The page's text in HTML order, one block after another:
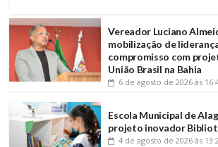
Vereador Luciano
mobilização de
compromisso com
União Brasil na Bahia
6 de agosto de 2026 às
Escola Municipal de
projeto inovador
4 de agosto de 2026 às